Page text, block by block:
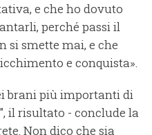
e che ho dovuto
perché passi il
si smette mai, e che
e conquista».
brani più importanti di
il risultato - conclude la
Non dico che sia